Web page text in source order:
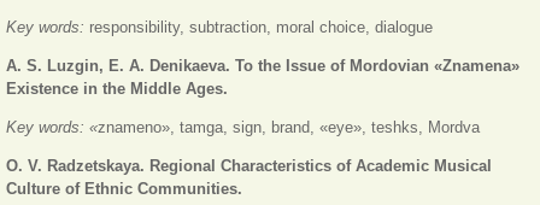
Key words: responsibility, subtraction, moral choice, dialogue
A. S. Luzgin, E. A. Denikaeva. To the Issue of Mordovian «Znamena»
Existence in the Middle Ages.
Key words: «znameno», tamga, sign, brand, «eye», teshks, Mordva
O. V. Radzetskaya. Regional Characteristics of Academic Musical
Culture of Ethnic Communities.